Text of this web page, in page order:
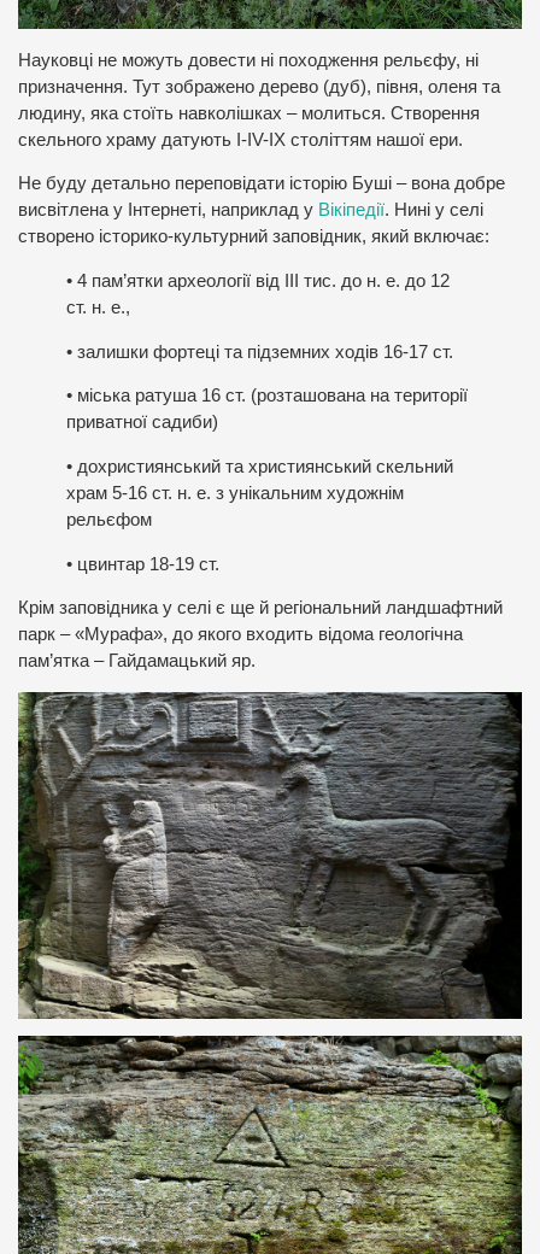
Науковці не можуть довести ні походження рельєфу, ні
призначення. Тут зображено дерево (дуб), півня, оленя та
людину, яка стоїть навколішках – молиться. Створення
скельного храму датують I-IV-IX століттям нашої ери.
Не буду детально переповідати історію Буші – вона добре
висвітлена у Інтернеті, наприклад у Вікіпедії. Нині у селі
створено історико-культурний заповідник, який включає:
• 4 пам’ятки археології від ІІІ тис. до н. е. до 12
ст. н. е.,
• залишки фортеці та підземних ходів 16-17 ст.
• міська ратуша 16 ст. (розташована на території
приватної садиби)
• дохристиянський та християнський скельний
храм 5-16 ст. н. е. з унікальним художнім
рельєфом
• цвинтар 18-19 ст.
Крім заповідника у селі є ще й регіональний ландшафтний
парк – «Мурафа», до якого входить відома геологічна
пам’ятка – Гайдамацький яр.